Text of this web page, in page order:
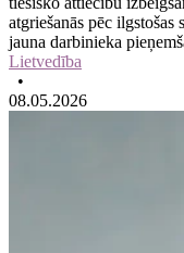
atgriešanās pēc ilgstošas
jauna darbinieka
Lietvedība
•
08.05.2026